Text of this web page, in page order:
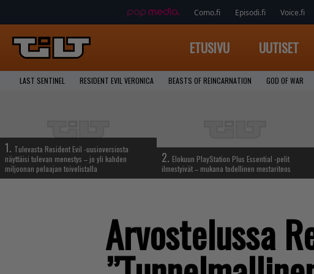
Como.fi Episodi.fi Voice.fi
ETUSIVU UUTISET
LAST SENTINEL RESIDENT EVIL VERONICA BEASTS OF REINCARNATION GOD OF WAR
1. Tulevasta Resident Evil -uusioversiosta
näyttäisi tulevan menestys – jo yli kahden
miljoonan pelaajan toivelistalla
2. Elokuun PlayStation Plus Essential -pelit
ilmestyivät – mukana todellinen mestariteos
Arvostelussa